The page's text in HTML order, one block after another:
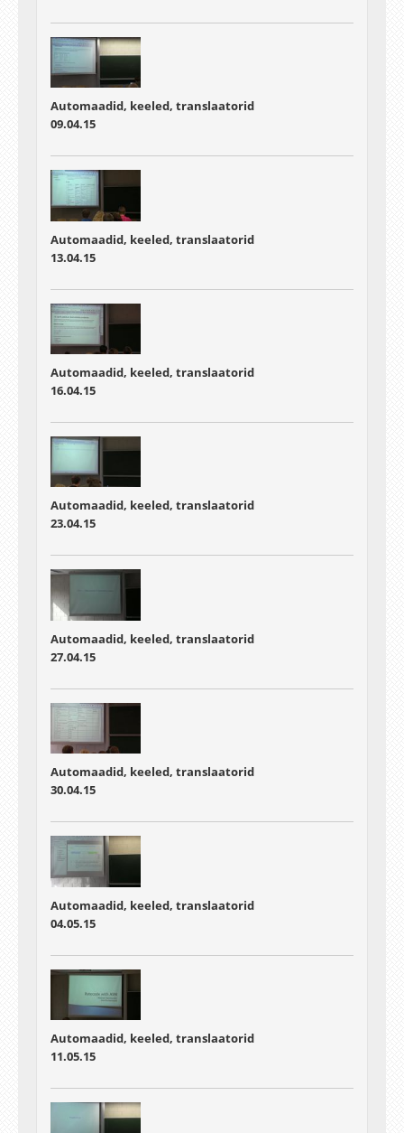
Automaadid, keeled, translaatorid
09.04.15
Automaadid, keeled, translaatorid
13.04.15
Automaadid, keeled, translaatorid
16.04.15
Automaadid, keeled, translaatorid
23.04.15
Automaadid, keeled, translaatorid
27.04.15
Automaadid, keeled, translaatorid
30.04.15
Automaadid, keeled, translaatorid
04.05.15
Automaadid, keeled, translaatorid
11.05.15